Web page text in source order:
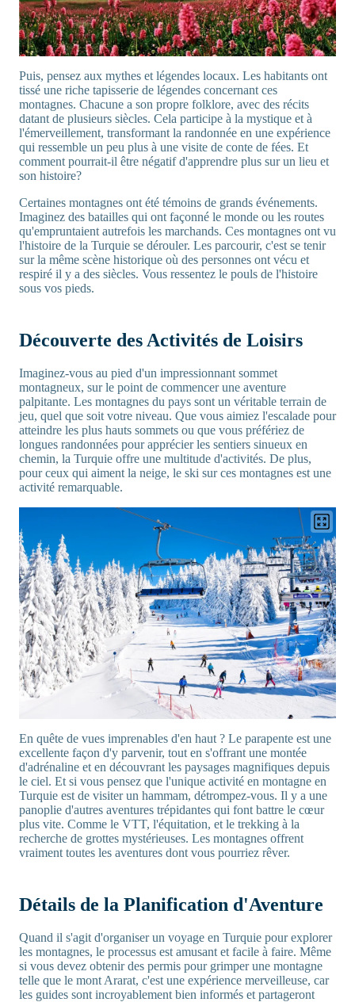
Puis, pensez aux mythes et légendes locaux. Les habitants ont
tissé une riche tapisserie de légendes concernant ces
montagnes. Chacune a son propre folklore, avec des récits
datant de plusieurs siècles. Cela participe à la mystique et à
l'émerveillement, transformant la randonnée en une expérience
qui ressemble un peu plus à une visite de conte de fées. Et
comment pourrait-il être négatif d'apprendre plus sur un lieu et
son histoire?
Certaines montagnes ont été témoins de grands événements.
Imaginez des batailles qui ont façonné le monde ou les routes
qu'empruntaient autrefois les marchands. Ces montagnes ont vu
l'histoire de la Turquie se dérouler. Les parcourir, c'est se tenir
sur la même scène historique où des personnes ont vécu et
respiré il y a des siècles. Vous ressentez le pouls de l'histoire
sous vos pieds.
Découverte des Activités de Loisirs
Imaginez-vous au pied d'un impressionnant sommet
montagneux, sur le point de commencer une aventure
palpitante. Les montagnes du pays sont un véritable terrain de
jeu, quel que soit votre niveau. Que vous aimiez l'escalade pour
atteindre les plus hauts sommets ou que vous préfériez de
longues randonnées pour apprécier les sentiers sinueux en
chemin, la Turquie offre une multitude d'activités. De plus,
pour ceux qui aiment la neige, le ski sur ces montagnes est une
activité remarquable.
En quête de vues imprenables d'en haut ? Le parapente est une
excellente façon d'y parvenir, tout en s'offrant une montée
d'adrénaline et en découvrant les paysages magnifiques depuis
le ciel. Et si vous pensez que l'unique activité en montagne en
Turquie est de visiter un hammam, détrompez-vous. Il y a une
panoplie d'autres aventures trépidantes qui font battre le cœur
plus vite. Comme le VTT, l'équitation, et le trekking à la
recherche de grottes mystérieuses. Les montagnes offrent
vraiment toutes les aventures dont vous pourriez rêver.
Détails de la Planification d'Aventure
Quand il s'agit d'organiser un voyage en Turquie pour explorer
les montagnes, le processus est amusant et facile à faire. Même
si vous devez obtenir des permis pour grimper une montagne
telle que le mont Ararat, c'est une expérience merveilleuse, car
les guides sont incroyablement bien informés et partageront